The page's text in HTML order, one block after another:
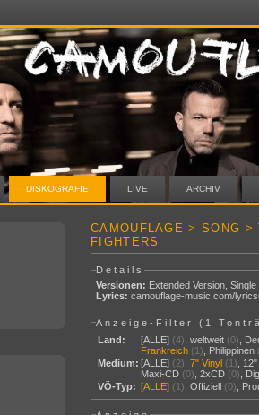
DISKOGRAFIE LIVE ARCHIV
CAMOUFLAGE > SONG
FIGHTERS
Details
Versionen: Extended Version,Single
Lyrics: camouflage-music.com/
Anzeige-Filter ( 1
Land:
[ALLE] (4) ,weltweit (0)
Frankreich (1) Philippinen
Medium: [ALLE] (2) ,7" Vinyl (1)
Maxi-CD (0) ,2xCD (0)
VÖ-Typ: [ALLE] (1) ,Offiziell (0)